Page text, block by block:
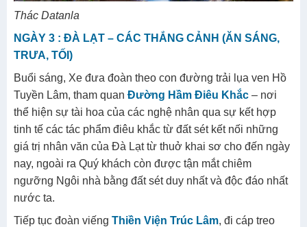
Thác Datanla
NGÀY 3 : ĐÀ LẠT – CÁC THẮNG CẢNH (ĂN SÁNG,
TRƯA, TỐI)
Buổi sáng, Xe đưa đoàn theo con đường trải lụa ven Hồ
Tuyền Lâm, tham quan Đường Hầm Điêu Khắc – nơi
thể hiện sự tài hoa của các nghệ nhân qua sự kết hợp
tinh tế các tác phẩm điêu khắc từ đất sét kết nối những
giá trị nhân văn của Đà Lạt từ thuở khai sơ cho đến ngày
nay, ngoài ra Quý khách còn được tận mắt chiêm
ngưỡng Ngôi nhà bằng đất sét duy nhất và độc đáo nhất
nước ta.
Tiếp tục đoàn viếng Thiền Viện Trúc Lâm, đi cáp treo